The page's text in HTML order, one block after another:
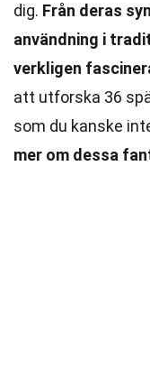
dig. Från deras
användning i
verkligen
att utforska 36
som du kanske
mer om dessa